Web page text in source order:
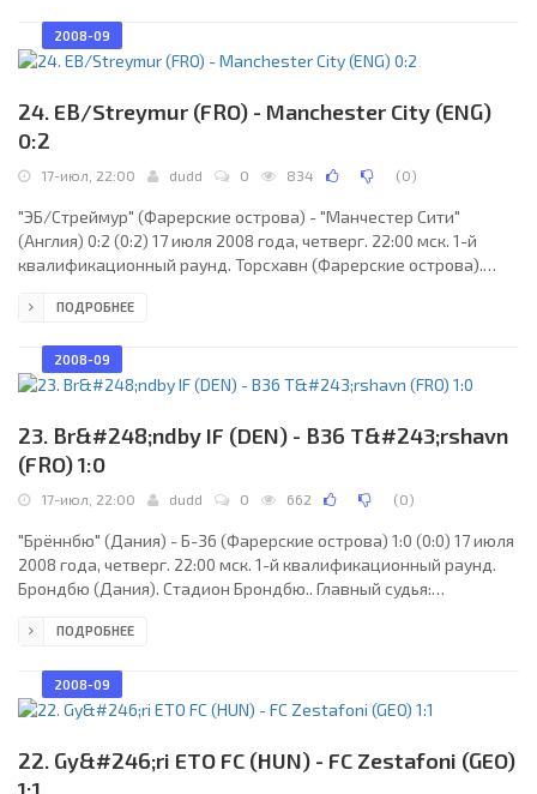
Владимир Василь, Томислав Божич, Йосип Баришич, Бруно
Прлич, Марсиано (Даниэль Кожул, 53), Марко Юрич, Далибор
2008-09
24. EB/Streymur (FRO) - Manchester City (ENG)
0:2
17-июл, 22:00 dudd 0 834 (0)
"ЭБ/Стреймур" (Фарерские острова) - "Манчестер Сити"
(Англия) 0:2 (0:2) 17 июля 2008 года, четверг. 22:00 мск. 1-й
квалификационный раунд. Торсхавн (Фарерские острова).
Хуан Лосано (все - Швейцария). Резервный: Брюно Гроссен
(Брайан Ольсен, 76), Фроди Клементсен, Бардур Ольсен, Эгил
Бё, Марни Юрхус, Петер Фольдгаст (Даниэль Давидсен, 85),
ПОДРОБНЕЕ
2008-09
23. Br&#248;ndby IF (DEN) - B36 T&#243;rshavn
(FRO) 1:0
17-июл, 22:00 dudd 0 662 (0)
"Брённбю" (Дания) - Б-36 (Фарерские острова) 1:0 (0:0) 17 июля
2008 года, четверг. 22:00 мск. 1-й квалификационный раунд.
Брондбю (Дания). Стадион Брондбю.. Главный судья:
Томас Расмуссен, Макс Фон Шлебрюгге, Йон Йонссон, Даниэль
Миккельсен (Петер Мадсен, 59), Стефан Гисласон, Мортен
Расмуссен (Кристофер Катонго, 41), Каспер Лоренцен (Дэвид
ПОДРОБНЕЕ
2008-09
22. Gy&#246;ri ETO FC (HUN) - FC Zestafoni (GEO)